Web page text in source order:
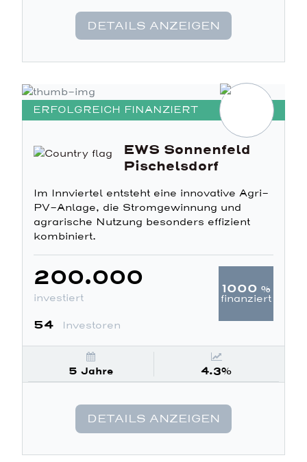
DETAILS ANZEIGEN
ERFOLGREICH FINANZIERT
EWS Sonnenfeld
Pischelsdorf
Im Innviertel entsteht eine innovative Agri-
PV-Anlage, die Stromgewinnung und
agrarische Nutzung besonders effizient
kombiniert.
200.000
investiert
54 Investoren
1000 %
finanziert
5 Jahre 4.3%
DETAILS ANZEIGEN